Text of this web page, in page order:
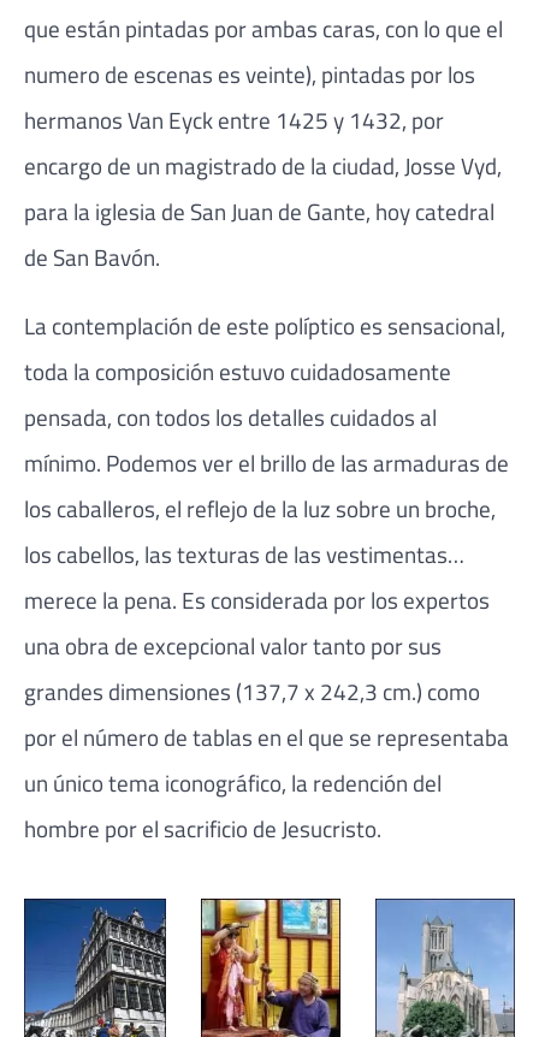
que están pintadas por ambas caras, con lo que el
numero de escenas es veinte), pintadas por los
hermanos Van Eyck entre 1425 y 1432, por
encargo de un magistrado de la ciudad, Josse Vyd,
para la iglesia de San Juan de Gante, hoy catedral
de San Bavón.
La contemplación de este políptico es sensacional,
toda la composición estuvo cuidadosamente
pensada, con todos los detalles cuidados al
mínimo. Podemos ver el brillo de las armaduras de
los caballeros, el reflejo de la luz sobre un broche,
los cabellos, las texturas de las vestimentas…
merece la pena. Es considerada por los expertos
una obra de excepcional valor tanto por sus
grandes dimensiones (137,7 x 242,3 cm.) como
por el número de tablas en el que se representaba
un único tema iconográfico, la redención del
hombre por el sacrificio de Jesucristo.